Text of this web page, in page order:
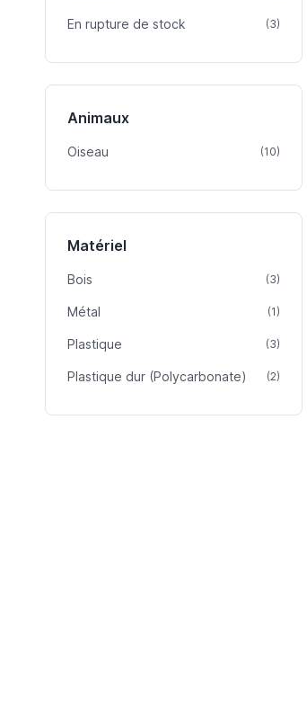
En rupture de stock (3)article
Animaux
Oiseau (10)article
Matériel
Bois (3)article
Métal (1)article
Plastique (3)article
Plastique dur (Polycarbonate) (2)article